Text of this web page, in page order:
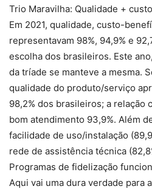
Trio Maravilha: Qualidade +
Em 2021, qualidade, custo-
representavam 98%, 94,9% e
escolha dos brasileiros. Este
da tríade se manteve a mesma.
qualidade do produto/serviço
98,2% dos brasileiros; a relação
bom atendimento 93,9%. Além
facilidade de uso/instalação
rede de assistência técnica
Programas de fidelização
Aqui vai uma dura verdade para